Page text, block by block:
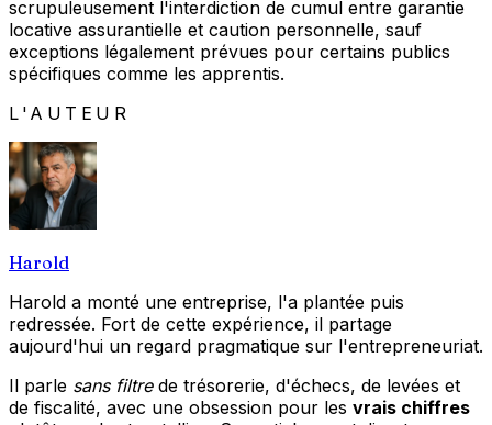
scrupuleusement l'interdiction de cumul entre garantie
locative assurantielle et caution personnelle, sauf
exceptions légalement prévues pour certains publics
spécifiques comme les apprentis.
L'AUTEUR
Harold
Harold a monté une entreprise, l'a plantée puis
redressée. Fort de cette expérience, il partage
aujourd'hui un regard pragmatique sur l'entrepreneuriat.
Il parle sans filtrede trésorerie, d'échecs, de levées et
de fiscalité, avec une obsession pour les vrais chiffres